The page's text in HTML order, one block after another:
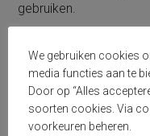
gebruiken.
3) Pijnstilling en
Katten met artrose
het belangrijk om
uit naar meloxicam
We gebruiken cookies
media functies aan te
Door op “Alles
soorten cookies. Via
voorkeuren beheren.